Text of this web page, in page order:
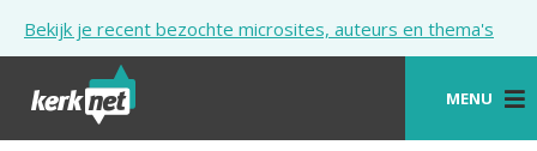
Bekijk je recent bezochte microsites, auteurs en thema's
MENU